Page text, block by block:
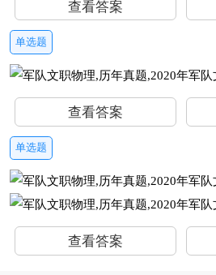
查看答案
单选题
查看答案
单选题
查看答案